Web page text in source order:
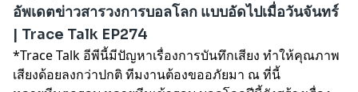
อัพเดตข่าวสารวงการบอลโลก แบบอัดไปเมื่อวันจันทร์
| Trace Talk EP274
*Trace Talk อีพีนี้มีปัญหาเรื่องการบันทึกเสียง ทำให้คุณภาพ
เสียงด้อยลงกว่าปกติ ทีมงานต้องขออภัยมา​ ณ ที่นี้